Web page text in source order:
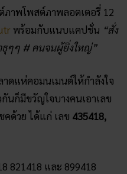
ภาพโพสต์ภาพลอตเตอรี่ 12
พร้อมกับแนบแคปชั่น “สั่ง
ธุๆๆ # คนจนผู้ยิ่งใหญ่”
ดแห่คอมนเมนต์ให้กำลังใจ
นก็มีขวัญใจบางคนเอาเลข
คด้วย ได้แก่ เลข 435418,
821418 และ 899418